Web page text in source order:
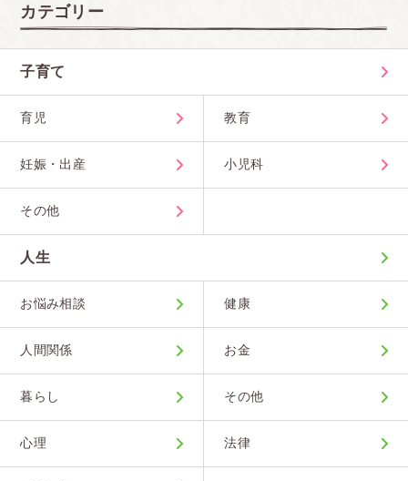
カテゴリー
子育て
育児 教育
妊娠・出産 小児科
その他
人生
お悩み相談 健康
人間関係 お金
暮らし その他
心理 法律